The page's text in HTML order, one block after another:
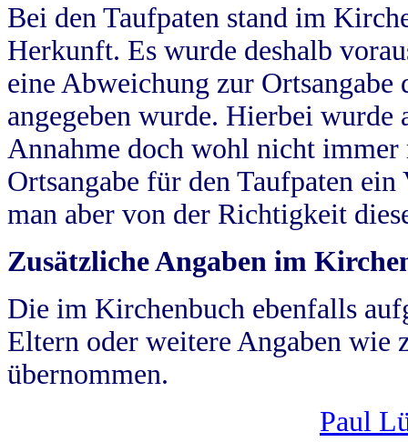
Bei den Taufpaten stand im
Herkunft. Es wurde deshalb
eine Abweichung zur
angegeben wurde. Hierbei wurde
Annahme doch wohl nicht
Ortsangabe für den Taufpaten
man aber von der Richtigkeit
Zusätzliche Angaben im
Die im Kirchenbuch ebenfalls
Eltern oder weitere Angaben wie
übernommen.
Paul